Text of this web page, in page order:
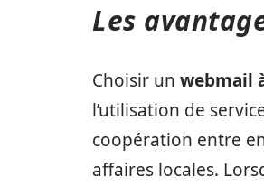
Les
Choisir un webmail
l’utilisation de
coopération entre
affaires locales.